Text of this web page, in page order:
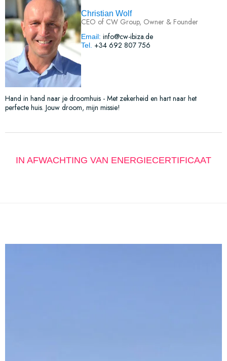
Christian Wolf
CEO of CW Group, Owner & Founder
Email: info@cw-ibiza.de
Tel. +34 692 807 756
Hand in hand naar je droomhuis - Met zekerheid en hart naar het
perfecte huis. Jouw droom, mijn missie!
IN AFWACHTING VAN ENERGIECERTIFICAAT